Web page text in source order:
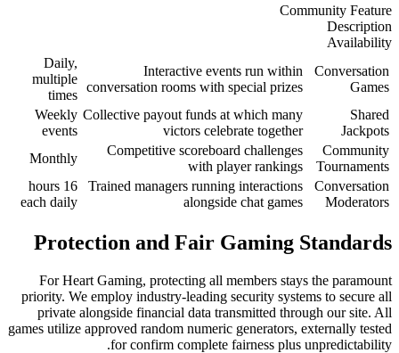
Interactive
conversation rooms
multiple
times
Collective payout funds
victors
Weekly
events
Competitive
with
Monthly
Trained managers
16 hours
each daily
Protection and Fair
For Heart Gaming, protecting
priority. We employ industry-
private alongside financial data
games utilize approved random
for confirm